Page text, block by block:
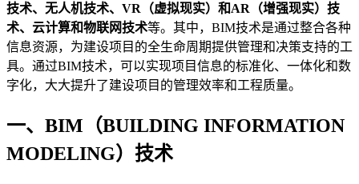
技术、无人机技术、VR（虚拟现实）和AR（增强现实）技
术、云计算和物联网技术等。其中，BIM技术是通过整合各种
信息资源，为建设项目的全生命周期提供管理和决策支持的工
具。通过BIM技术，可以实现项目信息的标准化、一体化和数
字化，大大提升了建设项目的管理效率和工程质量。
一、BIM（BUILDING INFORMATION
MODELING）技术